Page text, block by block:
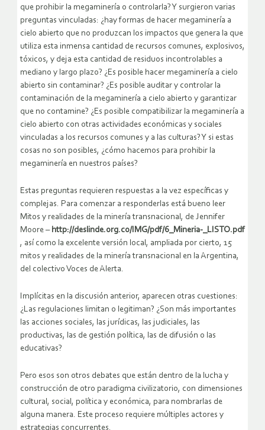
que prohibir la megaminería o controlarla? Y surgieron varias
preguntas vinculadas: ¿hay formas de hacer megaminería a
cielo abierto que no produzcan los impactos que genera la que
utiliza esta inmensa cantidad de recursos comunes, explosivos,
tóxicos, y deja esta cantidad de residuos incontrolables a
mediano y largo plazo? ¿Es posible hacer megaminería a cielo
abierto sin contaminar? ¿Es posible auditar y controlar la
contaminación de la megaminería a cielo abierto y garantizar
que no contamine? ¿Es posible compatibilizar la megaminería a
cielo abierto con otras actividades económicas y sociales
vinculadas a los recursos comunes y a las culturas? Y si estas
cosas no son posibles, ¿cómo hacemos para prohibir la
megaminería en nuestros países?
Estas preguntas requieren respuestas a la vez específicas y
complejas. Para comenzar a responderlas está bueno leer
Mitos y realidades de la minería transnacional, de Jennifer
Moore – http://deslinde.org.co/IMG/pdf/6_Mineria-_LISTO.pdf
, así como la excelente versión local, ampliada por cierto, 15
mitos y realidades de la minería transnacional en la Argentina,
del colectivo Voces de Alerta.
Implícitas en la discusión anterior, aparecen otras cuestiones:
¿Las regulaciones limitan o legitiman? ¿Son más importantes
las acciones sociales, las jurídicas, las judiciales, las
productivas, las de gestión política, las de difusión o las
educativas?
Pero esos son otros debates que están dentro de la lucha y
construcción de otro paradigma civilizatorio, con dimensiones
cultural, social, política y económica, para nombrarlas de
alguna manera. Este proceso requiere múltiples actores y
estrategias concurrentes.